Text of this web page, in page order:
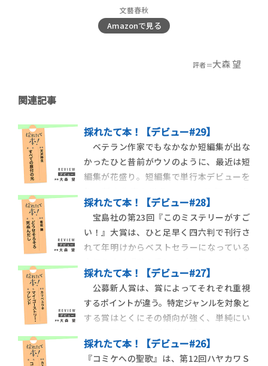
文藝春秋
Amazonで見る
評者＝大森 望
関連記事
採れたて本！【デビュー#29】
ベテラン作家でもなかなか短編集が出な
かったひと昔前がウソのように、最近は短
編集が花盛り。短編集で単行本デビューを
ば、坂崎かおる『噓つき姫』や八潮久道
『生命活動として極めて正常』がそれに当
たる。今回紹介する『すべての原付の光』
も、天沢時生のデビュー単行本となるハイ
レベルなＳＦ作品集。2
採れたて本！【デビュー#28】
宝島社の第23回『このミステリーがすご
い！』大賞は、ひと足早く四六判で刊行さ
れて年明けからベストセラーになっている
賞を受賞。松下龍之介『一次元の挿し木』
と香坂鮪『どうせそろそろ死ぬんだし』の
２作が文庫グランプリを獲得した。この３
作の中で、本格ミステリ的にもっとも意欲
的なチャレンジを
採れたて本！【デビュー#27】
公募新人賞は、賞によってそれぞれ重視
するポイントが違う。特定ジャンルを対象と
する賞はとくにその傾向が強く、単純にい
ぎらない。第12回ハヤカワＳＦコンテスト
の優秀賞を受賞した本書、カリベユウキ
採れたて本！【デビュー#26】
『コミケへの聖歌』は、第12回ハヤカワＳ